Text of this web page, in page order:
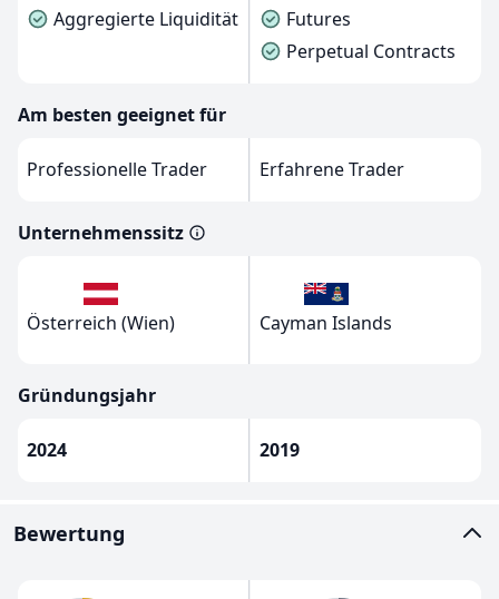
Aggregierte Liquidität
Futures
Perpetual Contracts
Am besten geeignet für
Professionelle Trader Erfahrene Trader
Unternehmenssitz
Österreich (Wien) Cayman Islands
Gründungsjahr
2024 2019
Bewertung